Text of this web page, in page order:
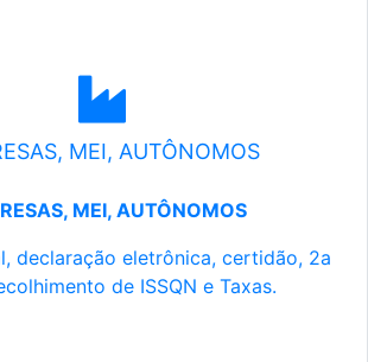
MEI, AUTÔNOMOS
MEI, AUTÔNOMOS
declaração eletrônica, certidão, 2a
de ISSQN e Taxas.